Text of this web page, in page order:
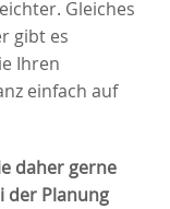
Gleiches
gibt es
Ihren
einfach auf
daher gerne
der Planung